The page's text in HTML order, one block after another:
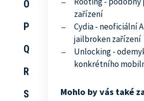
O
P
Q
R
S
zařízení
Cydia - neoficiální
jailbroken zařízení
Unlocking -
konkrétního
Mohlo by vás také